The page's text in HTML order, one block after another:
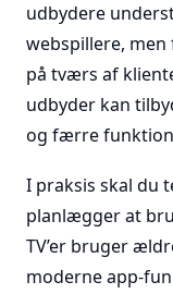
udbydere
webspillere,
på tværs af
udbyder kan
og færre
I praksis skal du
planlægger at
TV’er bruger
moderne app-